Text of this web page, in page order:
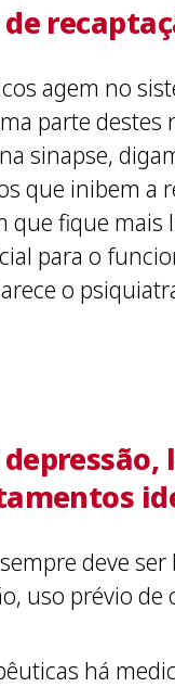
agem no
parte
sinapse,
que inibem a
que fique
para o
o
deve
uso prévio
há